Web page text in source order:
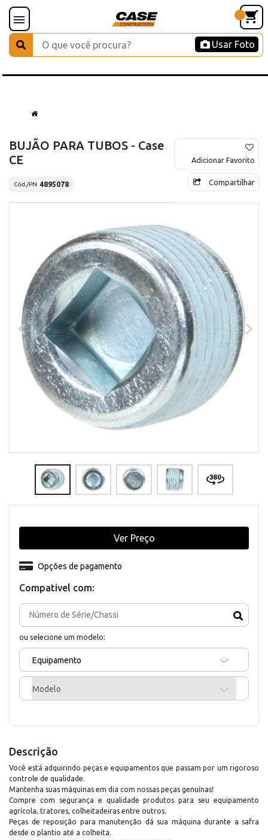
Usar Foto
BUJÃO PARA TUBOS - Case
CE
Cód./PN 4895078
Adicionar Favorito
Compartilhar
Compativel com:
ou selecione um modelo:
Equipamento
Modelo
Opções de pagamento
Ver Preço
Descrição
Você está adquirindo peças e equipamentos que passam por um rigoroso
controle de qualidade.
Mantenha suas máquinas em dia com nossas peças genuínas!
Compre com segurança e qualidade produtos para seu equipamento
agrícola, tratores, colheitadeiras entre outros.
Peças de reposição para manutenção dá sua máquina durante a safra
desde o plantio até a colheita.